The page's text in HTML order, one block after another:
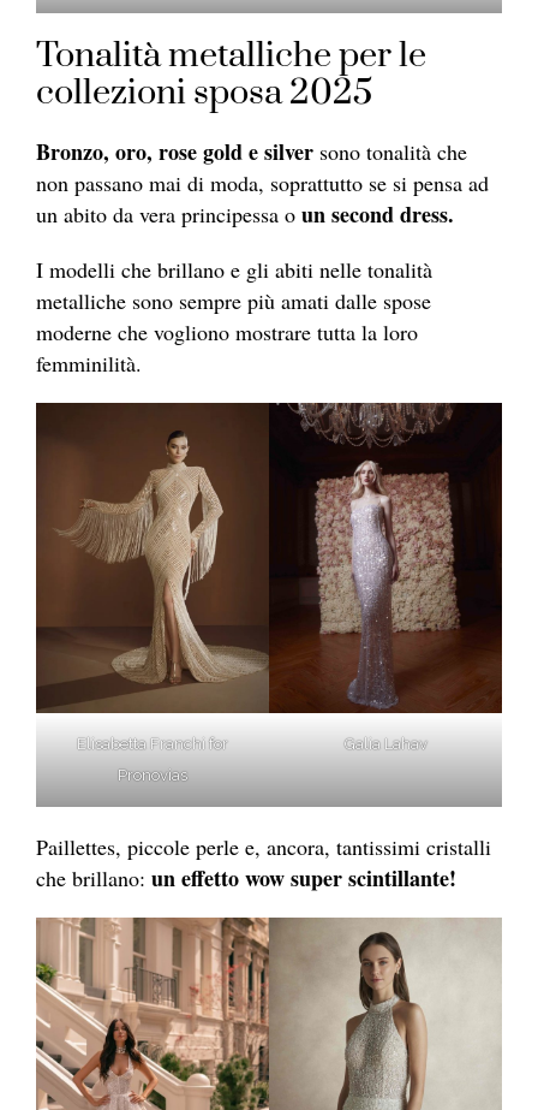
Tonalità metalliche per le
collezioni sposa 2025
Bronzo, oro, rose gold e silver sono tonalità che
non passano mai di moda, soprattutto se si pensa ad
un abito da vera principessa o un second dress.
I modelli che brillano e gli abiti nelle tonalità
metalliche sono sempre più amati dalle spose
moderne che vogliono mostrare tutta la loro
femminilità.
Elisabetta Franchi for
Pronovias
Galia Lahav
Paillettes, piccole perle e, ancora, tantissimi cristalli
che brillano: un effetto wow super scintillante!